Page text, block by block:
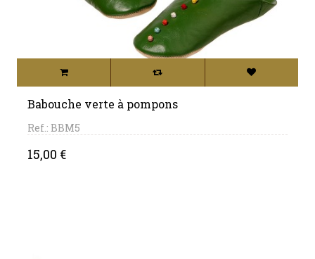
Babouche verte à pompons
Ref.: BBM5
Price
15,00 €